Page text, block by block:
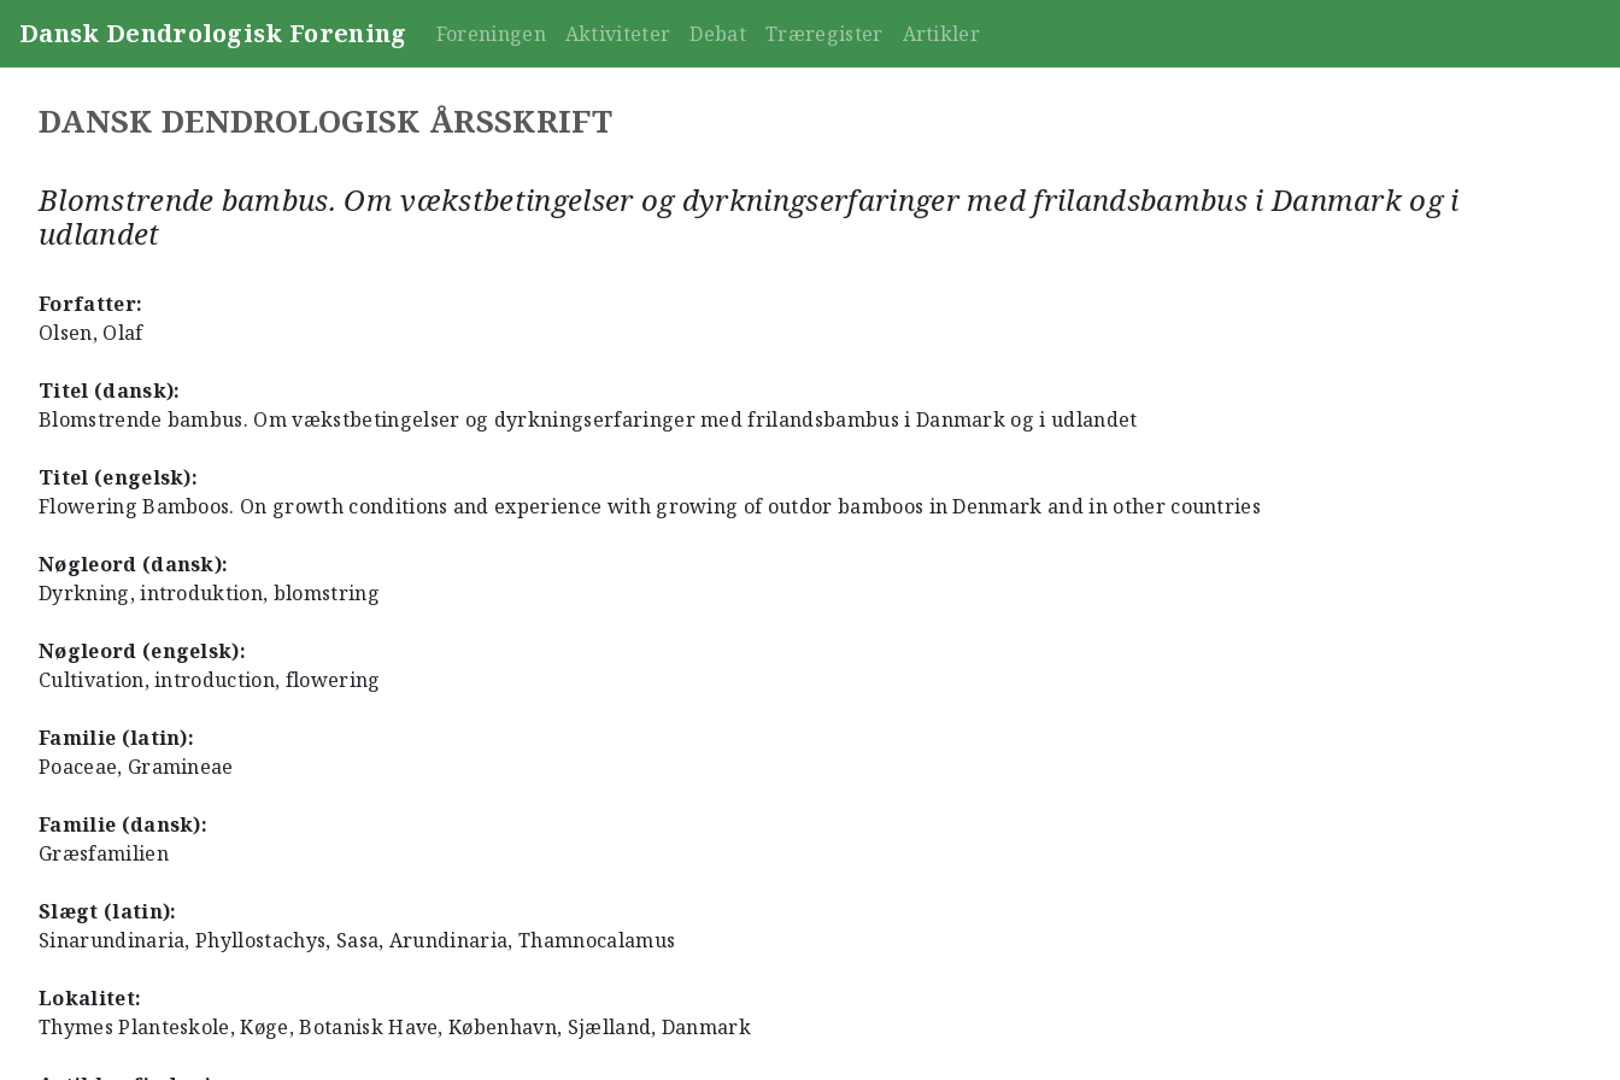
Dansk Dendrologisk Forening Foreningen Aktiviteter Debat Træregister Artikler
DANSK DENDROLOGISK ÅRSSKRIFT
Blomstrende bambus. Om vækstbetingelser og dyrkningserfaringer med frilandsbambus i Danmark og i
udlandet
Forfatter:
Olsen, Olaf
Titel (dansk):
Blomstrende bambus. Om vækstbetingelser og dyrkningserfaringer med frilandsbambus i Danmark og i udlandet
Titel (engelsk):
Flowering Bamboos. On growth conditions and experience with growing of outdor bamboos in Denmark and in other countries
Nøgleord (dansk):
Dyrkning, introduktion, blomstring
Nøgleord (engelsk):
Cultivation, introduction, flowering
Familie (latin):
Poaceae, Gramineae
Familie (dansk):
Græsfamilien
Slægt (latin):
Sinarundinaria, Phyllostachys, Sasa, Arundinaria, Thamnocalamus
Lokalitet:
Thymes Planteskole, Køge, Botanisk Have, København, Sjælland, Danmark